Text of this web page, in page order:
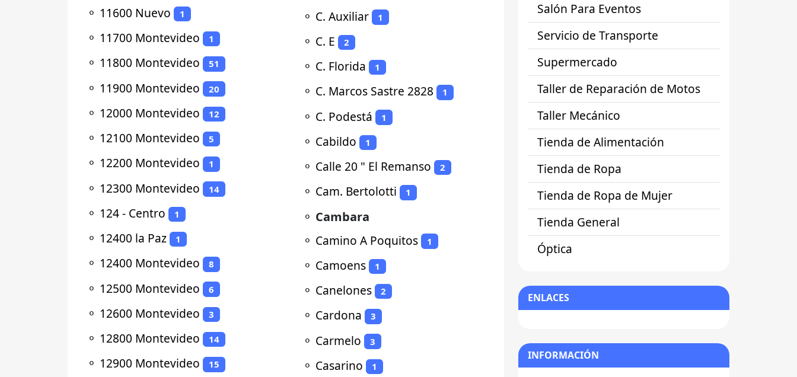
⚬ 11600 Nuevo 1
⚬ 11700 Montevideo 1
⚬ 11800 Montevideo 51
⚬ 11900 Montevideo 20
⚬ 12000 Montevideo 12
⚬ 12100 Montevideo 5
⚬ 12200 Montevideo 1
⚬ 12300 Montevideo 14
⚬ 124 - Centro 1
⚬ 12400 la Paz 1
⚬ 12400 Montevideo 8
⚬ 12500 Montevideo 6
⚬ 12600 Montevideo 3
⚬ 12800 Montevideo 14
⚬ 12900 Montevideo 15
⚬ C. Auxiliar 1
⚬ C. E 2
⚬ C. Florida 1
⚬ C. Marcos Sastre 2828 1
⚬ C. Podestá 1
⚬ Cabildo 1
⚬ Calle 20 " El Remanso 2
⚬ Cam. Bertolotti 1
⚬ Cambara
⚬ Camino A Poquitos 1
⚬ Camoens 1
⚬ Canelones 2
⚬ Cardona 3
⚬ Carmelo 3
⚬ Casarino 1
Salón Para Eventos
Servicio de Transporte
Supermercado
Taller de Reparación de Motos
Taller Mecánico
Tienda de Alimentación
Tienda de Ropa
Tienda de Ropa de Mujer
Tienda General
Óptica
ENLACES
INFORMACIÓN